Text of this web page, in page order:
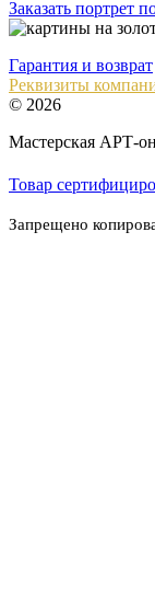
Заказать портрет
Гарантия и возврат
Реквизиты
© 2026
Мастерская АРТ-
Товар
Запрещено